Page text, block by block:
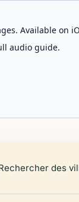
Available on
audio guide.
des